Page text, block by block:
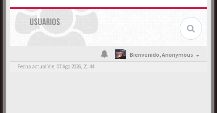
USUARIOS
Bienvenido,Anonymous
Fecha actual Vie, 07 Ago 2026, 21:44